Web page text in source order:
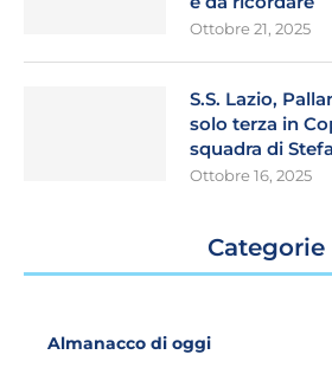
Ottobre 21, 2025
S.S. Lazio,
solo terza in
squadra di
Ottobre 16, 2025
Categorie
Almanacco di oggi